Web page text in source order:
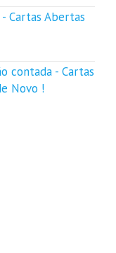
Cartas Abertas
contada - Cartas
Novo !